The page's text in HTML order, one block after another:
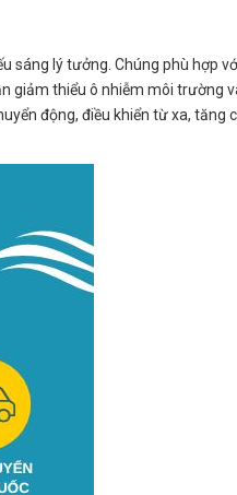
sáng lý tưởng. Chúng phù hợp
giảm thiểu ô nhiễm môi trường
động, điều khiển từ xa, tăng